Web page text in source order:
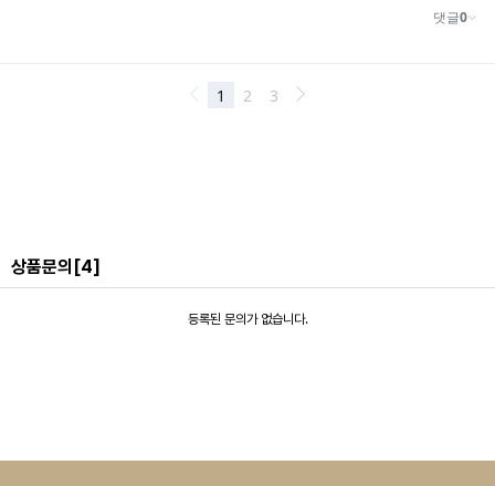
상품문의 [4]
등록된 문의가 없습니다.